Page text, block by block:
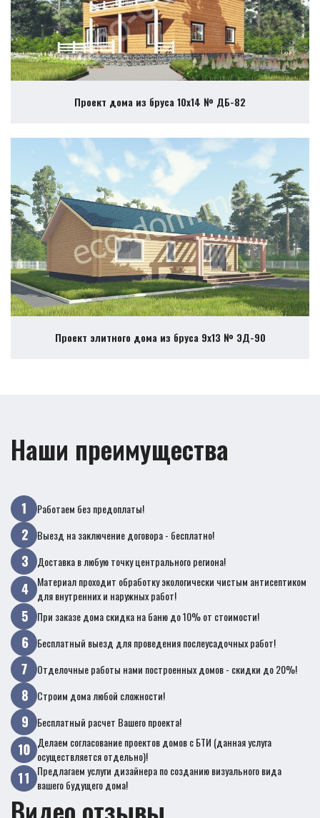
Проект дома из бруса 10х14 № ДБ-82
Проект элитного дома из бруса 9х13 № ЭД-90
Наши преимущества
Работаем без предоплаты!
Выезд на заключение договора - бесплатно!
Доставка в любую точку центрального региона!
Материал проходит обработку экологически чистым антисептиком
для внутренних и наружных работ!
При заказе дома скидка на баню до 10% от стоимости!
Бесплатный выезд для проведения послеусадочных работ!
Отделочные работы нами построенных домов - скидки до 20%!
Строим дома любой сложности!
Бесплатный расчет Вашего проекта!
Делаем согласование проектов домов с БТИ (данная услуга
осуществляется отдельно)!
Предлагаем услуги дизайнера по созданию визуального вида
вашего будущего дома!